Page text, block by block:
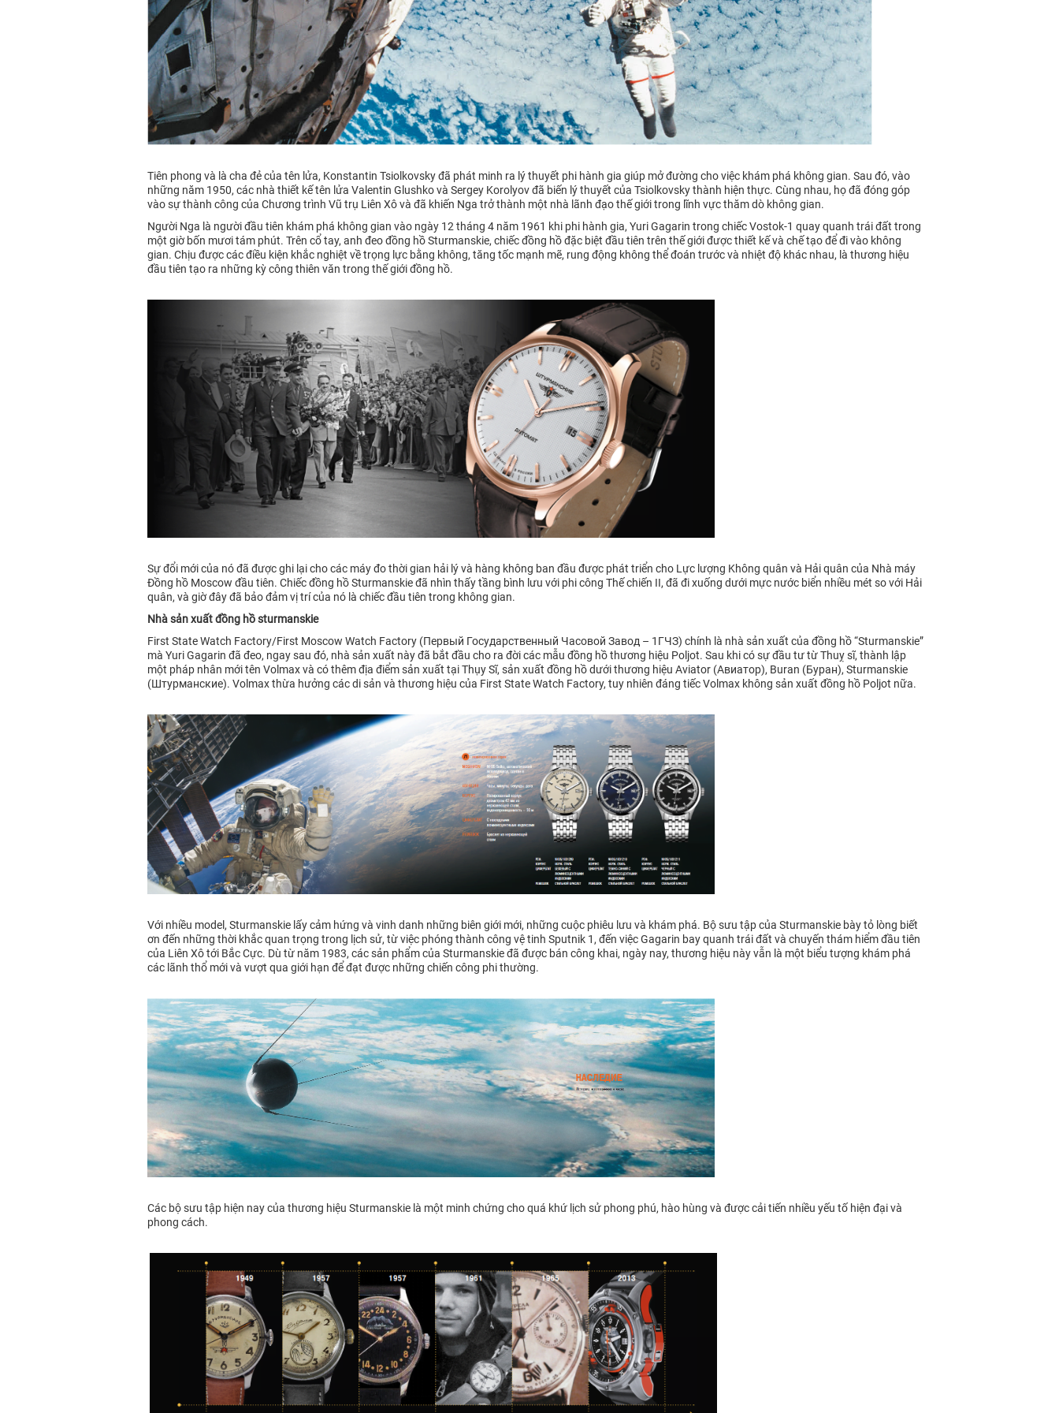
Tiên phong và là cha đẻ của tên lửa, Konstantin Tsiolkovsky đã phát minh ra lý thuyết phi hành gia giúp mở đường cho việc khám phá không gian. Sau đó, vào
những năm 1950, các nhà thiết kế tên lửa Valentin Glushko và Sergey Korolyov đã biến lý thuyết của Tsiolkovsky thành hiện thực. Cùng nhau, họ đã đóng góp
vào sự thành công của Chương trình Vũ trụ Liên Xô và đã khiến Nga trở thành một nhà lãnh đạo thế giới trong lĩnh vực thăm dò không gian.
Người Nga là người đầu tiên khám phá không gian vào ngày 12 tháng 4 năm 1961 khi phi hành gia, Yuri Gagarin trong chiếc Vostok-1 quay quanh trái đất trong
một giờ bốn mươi tám phút. Trên cổ tay, anh đeo đồng hồ Sturmanskie, chiếc đồng hồ đặc biệt đầu tiên trên thế giới được thiết kế và chế tạo để đi vào không
gian. Chịu được các điều kiện khắc nghiệt về trọng lực bằng không, tăng tốc mạnh mẽ, rung động không thể đoán trước và nhiệt độ khác nhau, là thương hiệu
đầu tiên tạo ra những kỳ công thiên văn trong thế giới đồng hồ.
Sự đổi mới của nó đã được ghi lại cho các máy đo thời gian hải lý và hàng không ban đầu được phát triển cho Lực lượng Không quân và Hải quân của Nhà máy
Đồng hồ Moscow đầu tiên. Chiếc đồng hồ Sturmanskie đã nhìn thấy tầng bình lưu với phi công Thế chiến II, đã đi xuống dưới mực nước biển nhiều mét so với Hải
quân, và giờ đây đã bảo đảm vị trí của nó là chiếc đầu tiên trong không gian.
Nhà sản xuất đồng hồ sturmanskie
First State Watch Factory/First Moscow Watch Factory (Первый Государственный Часовой Завод – 1ГЧЗ) chính là nhà sản xuất của đồng hồ “Sturmanskie”
mà Yuri Gagarin đã đeo, ngay sau đó, nhà sản xuất này đã bắt đầu cho ra đời các mẫu đồng hồ thương hiệu Poljot. Sau khi có sự đầu tư từ Thuỵ sĩ, thành lập
một pháp nhân mới tên Volmax và có thêm địa điểm sản xuất tại Thụy Sĩ, sản xuất đồng hồ dưới thương hiệu Aviator (Авиатор), Buran (Буран), Sturmanskie
(Штурманские). Volmax thừa hưởng các di sản và thương hiệu của First State Watch Factory, tuy nhiên đáng tiếc Volmax không sản xuất đồng hồ Poljot nữa.
Với nhiều model, Sturmanskie lấy cảm hứng và vinh danh những biên giới mới, những cuộc phiêu lưu và khám phá. Bộ sưu tập của Sturmanskie bày tỏ lòng biết
ơn đến những thời khắc quan trọng trong lịch sử, từ việc phóng thành công vệ tinh Sputnik 1, đến việc Gagarin bay quanh trái đất và chuyến thám hiểm đầu tiên
của Liên Xô tới Bắc Cực. Dù từ năm 1983, các sản phẩm của Sturmanskie đã được bán công khai, ngày nay, thương hiệu này vẫn là một biểu tượng khám phá
các lãnh thổ mới và vượt qua giới hạn để đạt được những chiến công phi thường.
Các bộ sưu tập hiện nay của thương hiệu Sturmanskie là một minh chứng cho quá khứ lịch sử phong phú, hào hùng và được cải tiến nhiều yếu tố hiện đại và
phong cách.